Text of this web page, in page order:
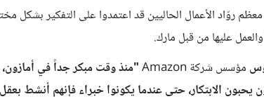
روّاد الأعمال الحاليين قد اعتمدوا على التفكير بشكل
عليها من قبل مارك.
مؤسس شركة Amazon
"منذ وقت مبكر جداً في أمازون،
يحبون الابتكار، حتى عندما يكونوا خبراء فإنهم أنشط